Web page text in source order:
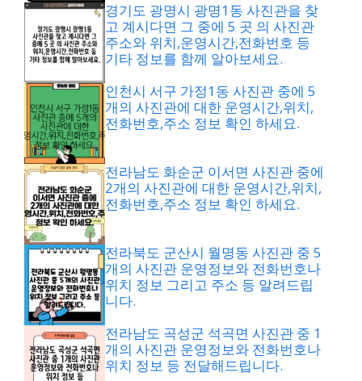
경기도 광명시 광명1동 사진관을 찾
고 계시다면 그 중에 5 곳 의 사진관
주소와 위치,운영시간,전화번호 등
기타 정보를 함께 알아보세요.
인천시 서구 가정1동 사진관 중에 5
개의 사진관에 대한 운영시간,위치,
전화번호,주소 정보 확인 하세요.
전라남도 화순군 이서면 사진관 중에
2개의 사진관에 대한 운영시간,위치,
전화번호,주소 정보 확인 하세요.
전라북도 군산시 월명동 사진관 중 5
개의 사진관 운영정보와 전화번호나
위치 정보 그리고 주소 등 알려드립
니다.
전라남도 곡성군 석곡면 사진관 중 1
개의 사진관 운영정보와 전화번호나
위치 정보 등 전달해드립니다.